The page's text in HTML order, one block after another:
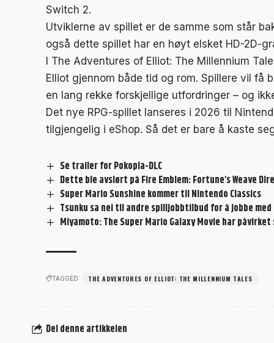
Switch 2.
Utviklerne av spillet er de samme som står
også dette spillet har en høyt elsket HD-2D-
I The Adventures of Elliot: The Millennium
Elliot gjennom både tid og rom. Spillere vil
en lang rekke forskjellige utfordringer – og
Det nye RPG-spillet lanseres i 2026 til
tilgjengelig i eShop. Så det er bare å kaste
Se trailer for Pokopia-DLC
Dette ble avslørt på Fire Emblem: Fortune’s Weave
Super Mario Sunshine kommer til Nintendo Classics
Tsunku sa nei til andre spilljobbtilbud for å jobbe
Miyamoto: The Super Mario Galaxy Movie har
TAGGED: THE ADVENTURES OF ELLIOT: THE MILLENNIUM TALES
Del denne artikkelen